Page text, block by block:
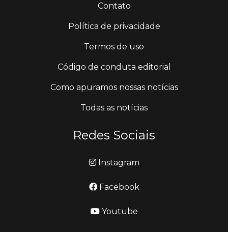
Contato
Política de privacidade
Termos de uso
Código de conduta editorial
Como apuramos nossas notícias
Todas as notícias
Redes Sociais
Instagram
Facebook
Youtube